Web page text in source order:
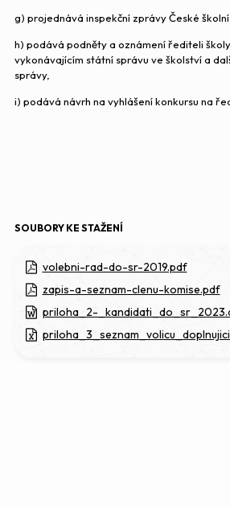
g) projednává inspekční zprávy České školní
h) podává podněty a oznámení řediteli
vykonávajícím státní správu ve školství a
správy,
i) podává návrh na vyhlášení konkursu na
SOUBORY KE STAŽENÍ
volebni-rad-do-sr-2019.pdf
zapis-a-seznam-clenu-komise.pdf
priloha_2-